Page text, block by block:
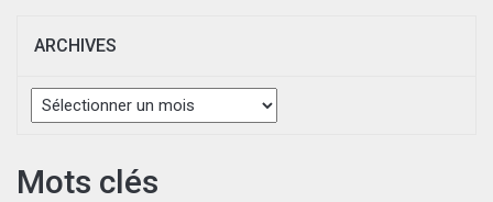
ARCHIVES
Archives
Mots clés